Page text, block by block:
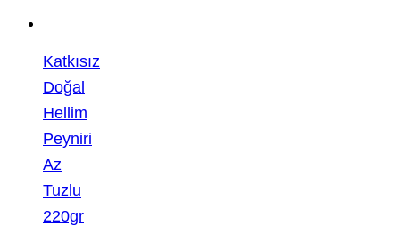
Katkısız
Doğal
Hellim
Peyniri
Az
Tuzlu
220gr